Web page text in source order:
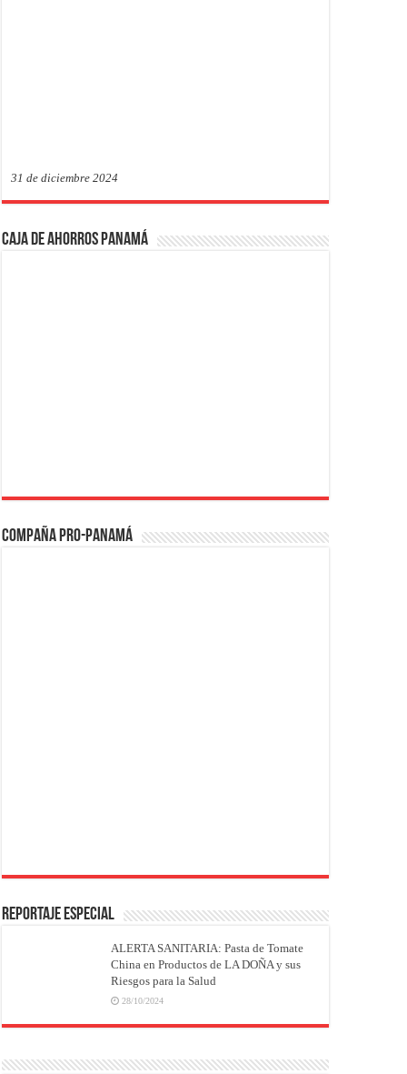
31 de diciembre 2024
Caja de Ahorros Panamá
Compaña PRO-Panamá
REPORTAJE ESPECIAL
ALERTA SANITARIA: Pasta de Tomate
China en Productos de LA DOÑA y sus
Riesgos para la Salud
28/10/2024